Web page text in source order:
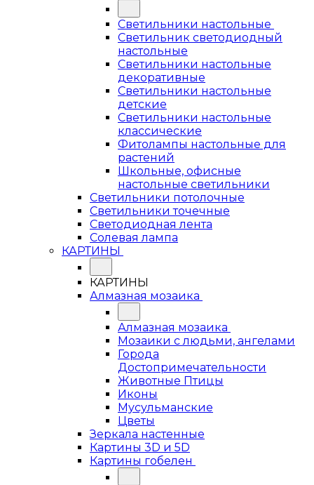
Светильники настольные
Светильник светодиодный
настольные
Светильники настольные
декоративные
Светильники настольные
детские
Светильники настольные
классические
Фитолампы настольные для
растений
Школьные, офисные
настольные светильники
Светильники потолочные
Светильники точечные
Светодиодная лента
Солевая лампа
КАРТИНЫ
КАРТИНЫ
Алмазная мозаика
Алмазная мозаика
Мозаики с людьми, ангелами
Города
Достопримечательности
Животные Птицы
Иконы
Мусульманские
Цветы
Зеркала настенные
Картины 3D и 5D
Картины гобелен